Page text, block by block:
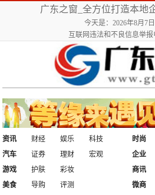
广东之窗_全方位打造本地
今天是：2026年8月7
互联网违法和不良信息举报
资讯 财经 娱乐
科技
汽车
证券 理财 宏观
时尚
企业
游戏
护肤
彩妆
美食
导购 评测
商讯
微商